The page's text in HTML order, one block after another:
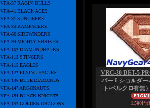
VFA-37 RAGIN' BULLS
VFA-41 BLACK ACES
VFA-81 SUNLINERS
VFA-83 RAMPAGERS
VFA-86 SIDEWINDERS
VFA-94 MIGHTY SHRIKES
VFA-102 DIAMONDBACKS
VFA-113 STINGERS
VFA-115 EAGLES
VFA-122 FLYING EAGLES
VFA-146 BLUE DIAMONDS
VFA-147 ARGONAUTS
VFA-154 BLACK KNIGHTS
VFA-192 GOLDEN DRAGONS
VRC-30 DET-5
パー５ショルダー
ト/ベルクロ有無）
1,500円(